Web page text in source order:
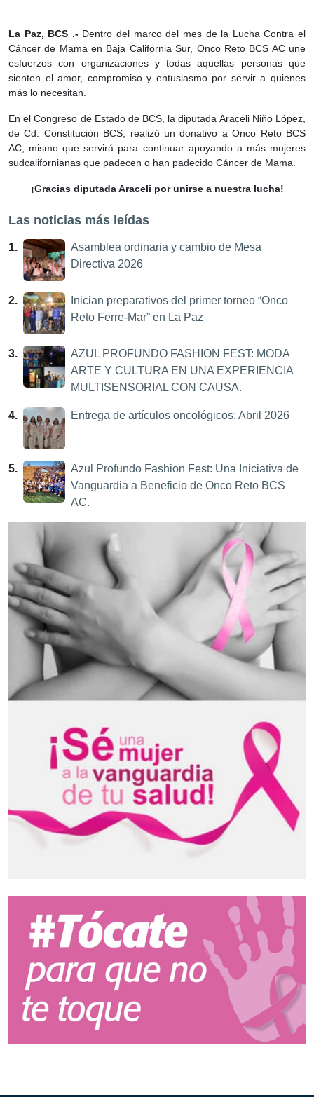
La Paz, BCS .- Dentro del marco del mes de la Lucha Contra el
Cáncer de Mama en Baja California Sur, Onco Reto BCS AC une
esfuerzos con organizaciones y todas aquellas personas que
sienten el amor, compromiso y entusiasmo por servir a quienes
más lo necesitan.
En el Congreso de Estado de BCS, la diputada Araceli Niño López,
de Cd. Constitución BCS, realizó un donativo a Onco Reto BCS
AC, mismo que servirá para continuar apoyando a más mujeres
sudcalifornianas que padecen o han padecido Cáncer de Mama.
¡Gracias diputada Araceli por unirse a nuestra lucha!
Las noticias más leídas
1.
Asamblea ordinaria y cambio de Mesa
Directiva 2026
2.
Inician preparativos del primer torneo “Onco
Reto Ferre-Mar” en La Paz
3.
AZUL PROFUNDO FASHION FEST: MODA
ARTE Y CULTURA EN UNA EXPERIENCIA
MULTISENSORIAL CON CAUSA.
4. Entrega de artículos oncológicos: Abril 2026
5.
Azul Profundo Fashion Fest: Una Iniciativa de
Vanguardia a Beneficio de Onco Reto BCS
AC.